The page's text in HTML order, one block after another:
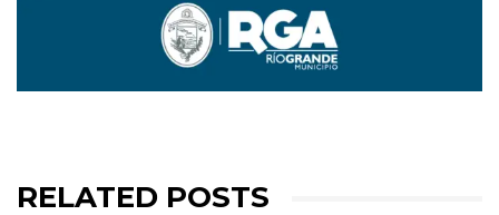
RELATED POSTS